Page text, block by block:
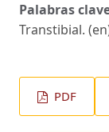
Palabras
Transtibial.
PDF